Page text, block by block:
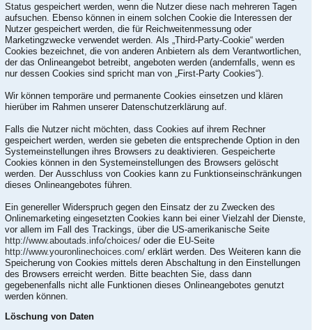
Status gespeichert werden, wenn die Nutzer diese nach mehreren Tagen
aufsuchen. Ebenso können in einem solchen Cookie die Interessen der
Nutzer gespeichert werden, die für Reichweitenmessung oder
Marketingzwecke verwendet werden. Als „Third-Party-Cookie“ werden
Cookies bezeichnet, die von anderen Anbietern als dem Verantwortlichen,
der das Onlineangebot betreibt, angeboten werden (andernfalls, wenn es
nur dessen Cookies sind spricht man von „First-Party Cookies“).
Wir können temporäre und permanente Cookies einsetzen und klären
hierüber im Rahmen unserer Datenschutzerklärung auf.
Falls die Nutzer nicht möchten, dass Cookies auf ihrem Rechner
gespeichert werden, werden sie gebeten die entsprechende Option in den
Systemeinstellungen ihres Browsers zu deaktivieren. Gespeicherte
Cookies können in den Systemeinstellungen des Browsers gelöscht
werden. Der Ausschluss von Cookies kann zu Funktionseinschränkungen
dieses Onlineangebotes führen.
Ein genereller Widerspruch gegen den Einsatz der zu Zwecken des
Onlinemarketing eingesetzten Cookies kann bei einer Vielzahl der Dienste,
vor allem im Fall des Trackings, über die US-amerikanische Seite
http://www.aboutads.info/choices/ oder die EU-Seite
http://www.youronlinechoices.com/ erklärt werden. Des Weiteren kann die
Speicherung von Cookies mittels deren Abschaltung in den Einstellungen
des Browsers erreicht werden. Bitte beachten Sie, dass dann
gegebenenfalls nicht alle Funktionen dieses Onlineangebotes genutzt
werden können.
Löschung von Daten